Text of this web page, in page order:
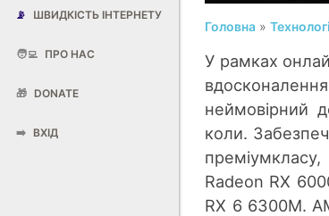
📡 ШВИДКІСТЬ ІНТЕРНЕТУ
🧑‍💻 ПРО НАС
🎁 DONATE
➡️ ВХІД
Головна »
У рамках
неймовірний
коли.
Radeon RX
RX 6 6300M.